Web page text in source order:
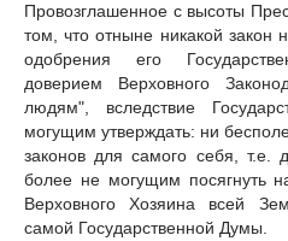
Провозглашенное с высоты
том, что отныне никакой закон
одобрения его
доверием Верховного
людям", вследствие
могущим утверждать: ни
законов для самого себя, т.е.
более не могущим посягнуть
Верховного Хозяина всей
самой Государственной Думы.